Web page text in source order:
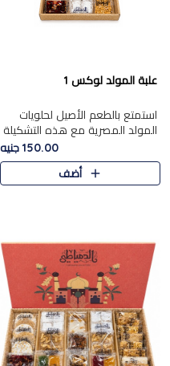
علبة المولد لوكس 1
استمتع بالطعم الأصيل لحلويات
المولد المصرية مع هذه التشكيلة
المختارة بعناية من 9 قطع. تتضمن
التشكيلة جوزرية مع فول،ملبان
150.00 جنيه
أضف